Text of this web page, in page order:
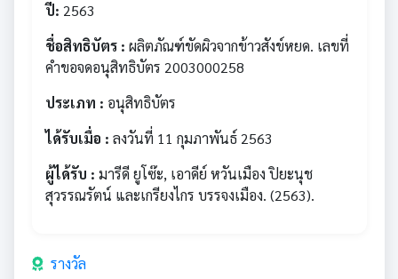
ปี: 2563
ชื่อสิทธิบัตร : ผลิตภัณฑ์ขัดผิวจากข้าวสังข์หยด. เลขที่
คำขอจดอนุสิทธิบัตร 2003000258
ประเภท : อนุสิทธิบัตร
ได้รับเมื่อ : ลงวันที่ 11 กุมภาพันธ์ 2563
ผู้ได้รับ : มารีดี ยูโซ๊ะ, เอาดีย์ หวันเมือง ปิยะนุช
สุวรรณรัตน์ และเกรียงไกร บรรจงเมือง. (2563).
รางวัล